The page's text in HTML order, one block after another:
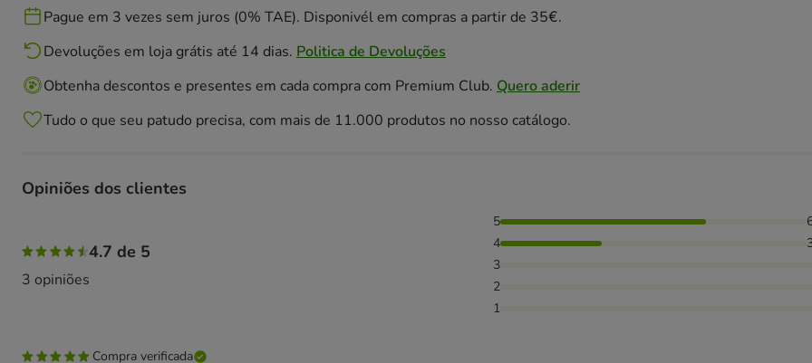
Pague em 3 vezes sem juros (0% TAE). Disponivél em compras a partir de 35€.
Devoluções em loja grátis até 14 dias. Politica de Devoluções
Obtenha descontos e presentes em cada compra com Premium Club. Quero aderir
Tudo o que seu patudo precisa, com mais de 11.000 produtos no nosso catálogo.
Opiniões dos clientes
4.7 de 5
3 opiniões
67% das pessoas avaliaram com 5 estrelas, 33% das pessoas avaliaram com 4 estrelas,
5
4
3
2
1
Compra verificada